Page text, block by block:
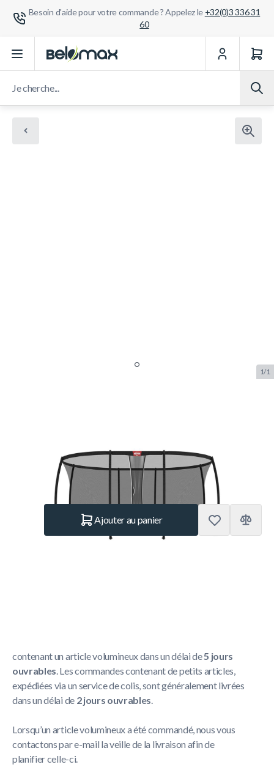
Besoin d'aide pour votre commande ? Appelez le +32(0)3 336 31
60
1/1
BERG.35.76.05.01 Marque:Berg Toys
669.– € En stock
Ajouter au panier
contenant un article volumineux dans un délai de5 jours
ouvrables. Les commandes contenant de petits articles,
expédiées via un service de colis, sont généralement livrées
dans un délai de 2 jours ouvrables.
Lorsqu’un article volumineux a été commandé, nous vous
contactons par e-mail la veille de la livraison afin de
planifier celle-ci.